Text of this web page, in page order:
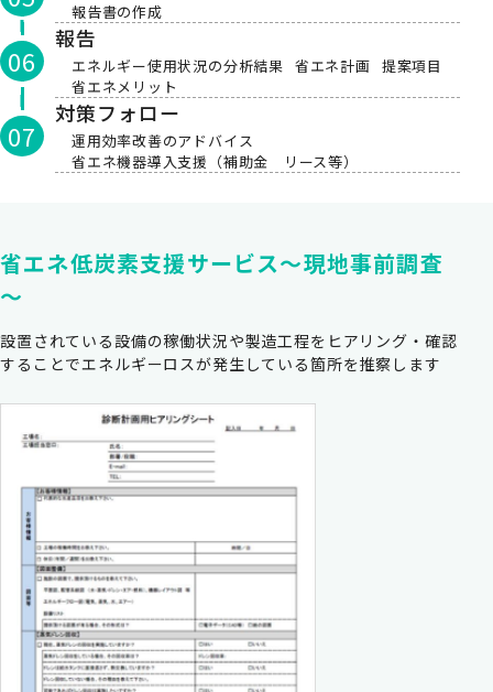
報告書の作成
報告
エネルギー使用状況の分析結果 省エネ計画 提案項目
省エネメリット
対策フォロー
運用効率改善のアドバイス
省エネ機器導入支援（補助金 リース等）
省エネ低炭素支援サービス～現地事前調査
～
設置されている設備の稼働状況や製造工程をヒアリング・確認
することでエネルギーロスが発生している箇所を推察します